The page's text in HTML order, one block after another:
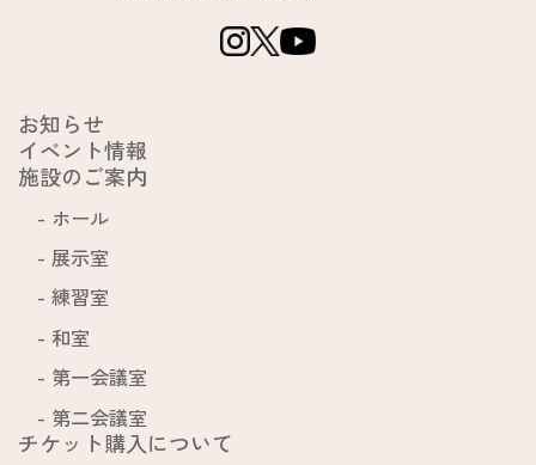
お知らせ
イベント情報
施設のご案内
ホール
展示室
練習室
和室
第一会議室
第二会議室
チケット購入について